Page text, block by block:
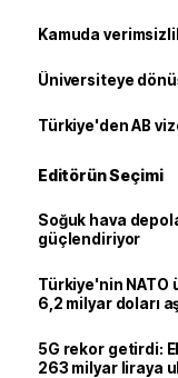
Kamuda
Üniversiteye
Türkiye'den AB
Editörün Seçimi
Soğuk hava
güçlendiriyor
Türkiye'nin NATO
6,2 milyar doları
5G rekor getirdi:
263 milyar liraya